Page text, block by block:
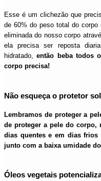
Esse é um clichezão que
de 60% do peso total do
eliminada do nosso corpo
ela precisa ser reposta
hidratado,então beba todos
corpo precisa!
Não esqueça o protetor
Lembramos de proteger a
de proteger a pele do corpo,
dias quentes e em dias
junto com a baixa umidade
Óleos vegetais